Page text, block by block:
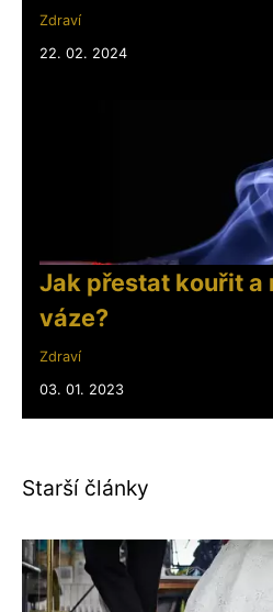
Zdraví
22. 02. 2024
Jak přestat kouřit a
váze?
Zdraví
03. 01. 2023
Starší články